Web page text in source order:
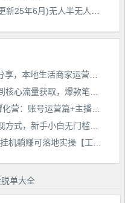
宝子哥·无人直播-非实时防风技术(更新25年6月)无人半无人直播
猴帝蚂蚱本地生活+子谦·本地生活分享，本地生活商家运营，团队搭建，私域运营
小红书营销获客攻略：从账号定位到核心流量获取，爆款笔记打造
2023点金手·新人零基础手播带货孵化营：账号运营篇+主播话术篇+数据流量篇等
第一视角类短视频，更新多样化变现方式，新手小白无门槛操作，日入500+【揭秘】
抖音无人直播·动漫解说项目，吸金挂机躺赚可落地实操【工具+素材+教程】